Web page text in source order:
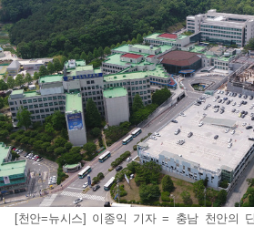
[천안=뉴시스] 이종익 기자 = 충남 천안의